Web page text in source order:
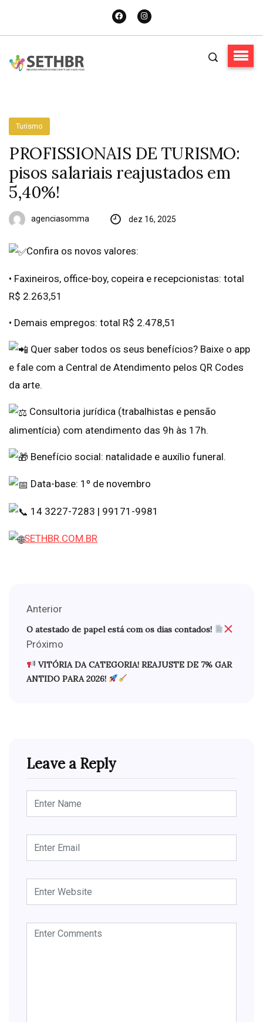
Turismo
PROFISSIONAIS DE TURISMO:
pisos salariais reajustados em
5,40%!
agenciasomma dez 16, 2025
Confira os novos valores:
• Faxineiros, office-boy, copeira e recepcionistas: total
R$ 2.263,51
• Demais empregos: total R$ 2.478,51
Quer saber todos os seus benefícios? Baixe o app
e fale com a Central de Atendimento pelos QR Codes
da arte.
Consultoria jurídica (trabalhistas e pensão
alimentícia) com atendimento das 9h às 17h.
Benefício social: natalidade e auxílio funeral.
Data-base: 1º de novembro
14 3227-7283 | 99171-9981
SETHBR.COM.BR
Anterior
O atestado de papel está com os dias contados!
Próximo
VITÓRIA DA CATEGORIA! REAJUSTE DE 7% GAR
ANTIDO PARA 2026!
Leave a Reply